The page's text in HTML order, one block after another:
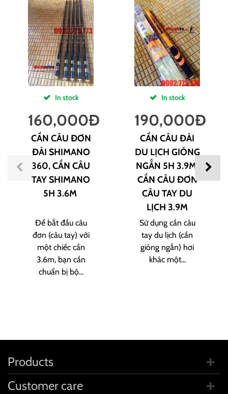
In stock
160,000Đ
CẦN CÂU ĐƠN
ĐÀI SHIMANO
360, CẦN CÂU
TAY SHIMANO
5H 3.6M
Để bắt đầu câu
đơn (câu tay) với
một chiếc cần
3.6m, bạn cần
chuẩn bị bộ...
In stock
190,000Đ
CẦN CÂU ĐÀI
DU LỊCH GIÓNG
NGẮN 5H 3.9M,
CẦN CÂU ĐƠN
CÂU TAY DU
LỊCH 3.9M
Sử dụng cần câu
tay du lịch (cần
gióng ngắn) hơi
khác một...
Products
Customer care